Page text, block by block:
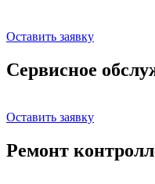
Оставить заявку
Сервисное
Оставить заявку
Ремонт